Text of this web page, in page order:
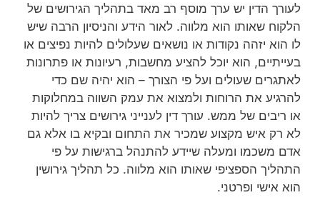
לעורך הדין יש ערך מוסף רב מאד בתהליך הגירושים של
הלקוח שאותו הוא מלווה. לאור הידע והניסיון הרבה שיש
לו הוא יזהה נקודות או נושאים שעלולים להיות נפיצים או
בעייתיים, הוא יוכל להציע מחשבות, רעיונות או פתרונות
לאתגרים שעולים ועל פי הצורך – הוא יהיה שם כדי
להרגיע את הרוחות ולמצוא את עמק השווה במחלוקות
או ריבים של ממש. עורך דין לענייני גירושים צריך להיות
לא רק איש מקצוע שמכיר את התחום ובקיא בו אלא גם
אדם משכמו ומעלה שיידע להתנהל ברגישות על פי
התהליך הספציפי שאותו הוא מלווה. כל תהליך גירושין
הוא אישי ופרטני.